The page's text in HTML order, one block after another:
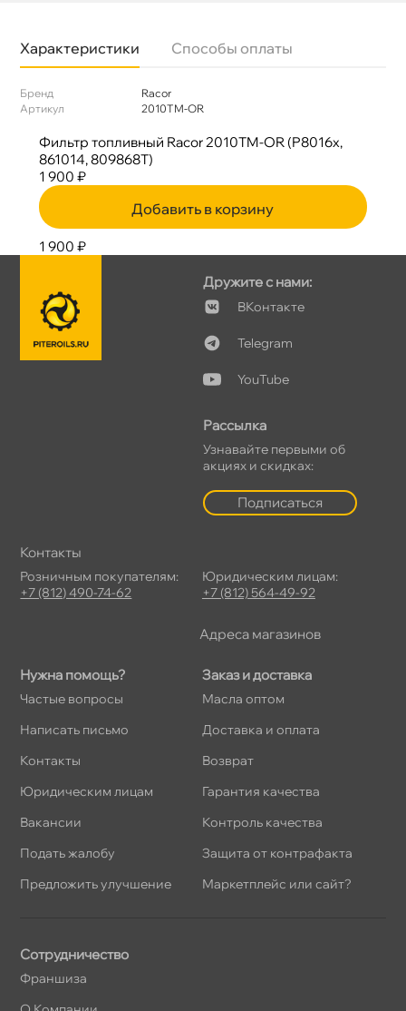
Характеристики Способы оплаты
Бренд
Racor
Артикул
2010TM-OR
Фильтр топливный Racor 2010TM-OR (P8016x,
861014, 809868T)
1 900 ₽
Добавить в корзину
1 900 ₽
Нужна помощь?
Частые вопросы
Написать письмо
Контакты
Юридическим лицам
акансии
Подать жалобу
Предложить улучшение
Заказ и доставка
Масла оптом
Доставка и оплата
озврат
Гарантия качества
Контроль качества
Защита от контрафакта
Маркетплейс или сайт?
Дружите с нами:
Контакте
Telegram
YouTube
Рассылка
Узнавайте первыми о
акциях и скидках:
Подписаться
Сотрудничество
Франшиза
Контакты
Розничным покупателям:
+7 (812) 490-74-62
Юридическим лицам:
+7 (812) 564-49-92
Адреса магазино